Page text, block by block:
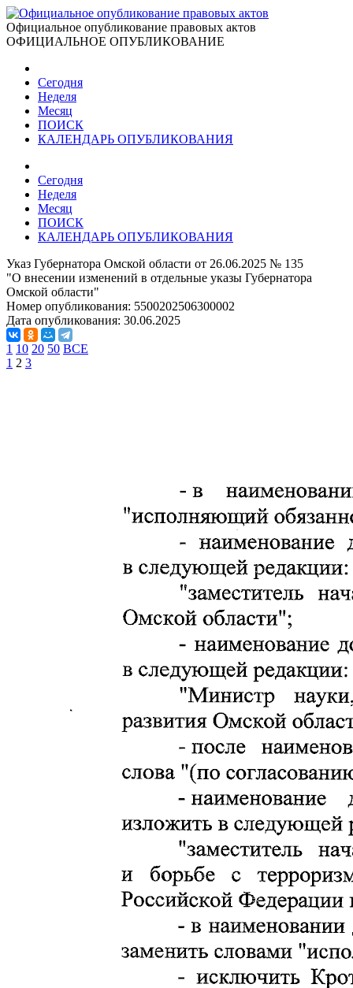
Официальное опубликование правовых актов
ОФИЦИАЛЬНОЕ ОПУБЛИКОВАНИЕ
Сегодня
Неделя
Месяц
ПОИСК
КАЛЕНДАРЬ ОПУБЛИКОВАНИЯ
Сегодня
Неделя
Месяц
ПОИСК
КАЛЕНДАРЬ ОПУБЛИКОВАНИЯ
Указ Губернатора Омской области от 26.06.2025 № 135
"О внесении изменений в отдельные указы Губернатора
Омской области"
Номер опубликования: 5500202506300002
Дата опубликования: 30.06.2025
1 10 20 50 ВСЕ
1 2 3